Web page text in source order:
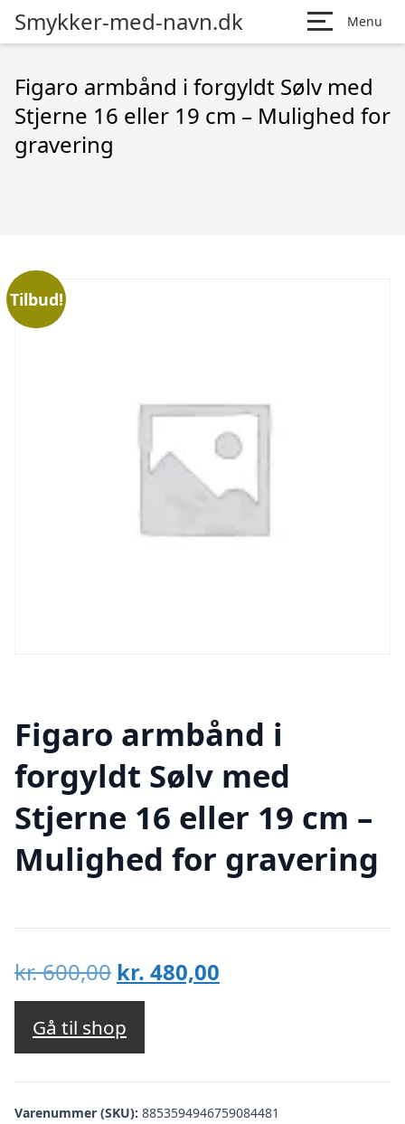
Smykker-med-navn.dk Menu
Figaro armbånd i forgyldt Sølv med
Stjerne 16 eller 19 cm – Mulighed for
gravering
Tilbud!
Figaro armbånd i
forgyldt Sølv med
Stjerne 16 eller 19 cm –
Mulighed for gravering
kr.600,00 Den
oprindelige
pris
var:
kr. 600,00.
kr. 480,00
kr. 480,00.
Gå til shop
Varenummer (SKU): 8853594946759084481